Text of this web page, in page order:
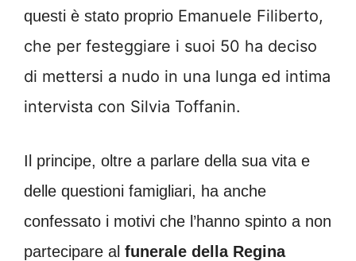
questi è stato proprio Emanuele Filiberto,
che per festeggiare i suoi 50 ha deciso
di mettersi a nudo in una lunga ed intima
intervista con Silvia Toffanin.
Il principe, oltre a parlare della sua vita e
delle questioni famigliari, ha anche
confessato i motivi che l’hanno spinto a non
partecipare al funerale della Regina